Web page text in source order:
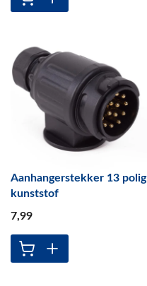
Aanhangerstekker 13 polig
kunststof
7,99